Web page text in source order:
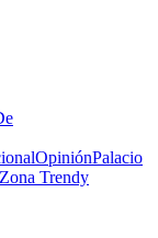
OpiniónPalacio
Zona Trendy